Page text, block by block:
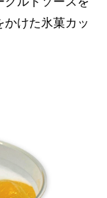
けた氷菓カッ